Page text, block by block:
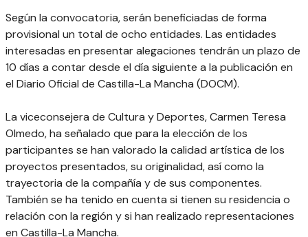
Según la convocatoria, serán beneficiadas de forma
provisional un total de ocho entidades. Las entidades
interesadas en presentar alegaciones tendrán un plazo de
10 días a contar desde el día siguiente a la publicación en
el Diario Oficial de Castilla-La Mancha (DOCM).
La viceconsejera de Cultura y Deportes, Carmen Teresa
Olmedo, ha señalado que para la elección de los
participantes se han valorado la calidad artística de los
proyectos presentados, su originalidad, así como la
trayectoria de la compañía y de sus componentes.
También se ha tenido en cuenta si tienen su residencia o
relación con la región y si han realizado representaciones
en Castilla-La Mancha.